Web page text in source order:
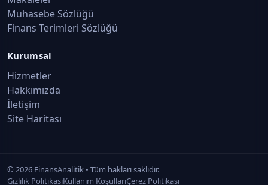
Muhasebe Sözlüğü
Finans Terimleri Sözlüğü
Kurumsal
Hizmetler
Hakkımızda
İletişim
Site Haritası
© 2026 FinansAnalitik • Tüm hakları saklıdır.
Gizlilik PolitikasıKullanım KoşullarıÇerez Politikası